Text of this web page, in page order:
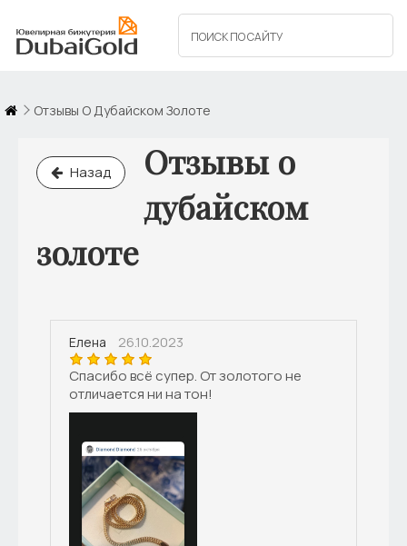
Отзывы О Дубайском Золоте
Назад
Отзывы о
дубайском
золоте
Елена
26.10.2023
Спасибо всё супер. От золотого не
отличается ни на тон!